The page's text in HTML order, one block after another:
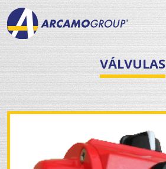
VÁLVULAS